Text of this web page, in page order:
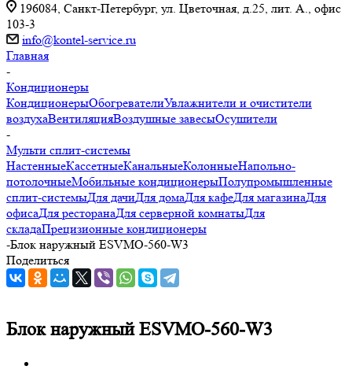
196084, Санкт-Петербург, ул. Цветочная, д.25, лит. А., офис
103-3
info@kontel-service.ru
Главная
-
Кондиционеры
КондиционерыОбогревателиУвлажнители и очистители
воздухаВентиляцияВоздушные завесыОсушители
-
Мульти сплит-системы
НастенныеКассетныеКанальныеКолонныеНапольно-
потолочныеМобильные кондиционерыПолупромышленные
сплит-системыДля дачиДля домаДля кафеДля магазинаДля
офисаДля ресторанаДля серверной комнатыДля
складаПрецизионные кондиционеры
-Блок наружный ESVMO-560-W3
Поделиться
Блок наружный ESVMO-560-W3